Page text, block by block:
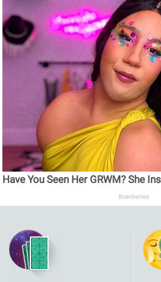
Have You Seen Her GRWM? She
Brainberries